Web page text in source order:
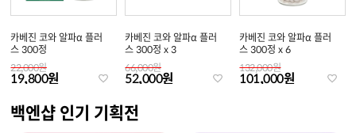
카베진 코와 알파α 플러
스 300정
22,000원
19,800원
카베진 코와 알파α 플러
스 300정 x 3
66,000원
52,000원
카베진 코와 알파α 플러
스 300정 x 6
132,000원
101,000원
백엔샵 인기 기획전